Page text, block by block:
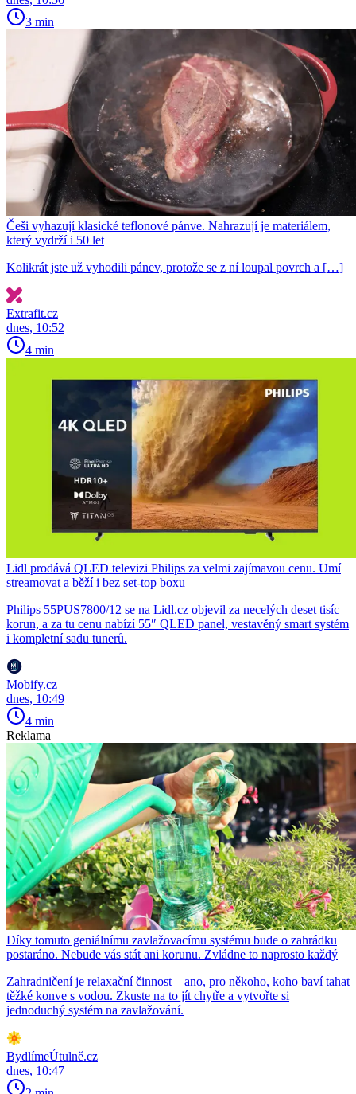
3 min
Češi vyhazují klasické teflonové pánve. Nahrazují je materiálem,
který vydrží i 50 let
Kolikrát jste už vyhodili pánev, protože se z ní loupal povrch a […]
Extrafit.cz
dnes, 10:52
4 min
Lidl prodává QLED televizi Philips za velmi zajímavou cenu. Umí
streamovat a běží i bez set-top boxu
Philips 55PUS7800/12 se na Lidl.cz objevil za necelých deset tisíc
korun, a za tu cenu nabízí 55″ QLED panel, vestavěný smart systém
i kompletní sadu tunerů.
Mobify.cz
dnes, 10:49
4 min
Reklama
Díky tomuto geniálnímu zavlažovacímu systému bude o zahrádku
postaráno. Nebude vás stát ani korunu. Zvládne to naprosto každý
Zahradničení je relaxační činnost – ano, pro někoho, koho baví tahat
těžké konve s vodou. Zkuste na to jít chytře a vytvořte si
jednoduchý systém na zavlažování.
BydlímeÚtulně.cz
dnes, 10:47